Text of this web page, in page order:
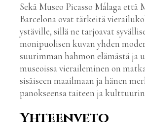
Sekä Museo Picasso Málaga että
Barcelona ovat tärkeitä
ystäville, sillä ne tarjoavat
monipuolisen kuvan yhden
suurimman hahmon elämästä ja
museoissa vieraileminen on
sisäiseen maailmaan ja hänen
panokseensa taiteen ja
Yhteenveto